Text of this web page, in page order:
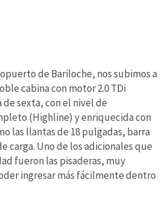
de Bariloche, nos subimos a
cabina con motor 2.0 TDi
de sexta, con el nivel de
(Highline) y enriquecida con
las llantas de 18 pulgadas, barra
carga. Uno de los adicionales que
fueron las pisaderas, muy
ingresar más fácilmente dentro